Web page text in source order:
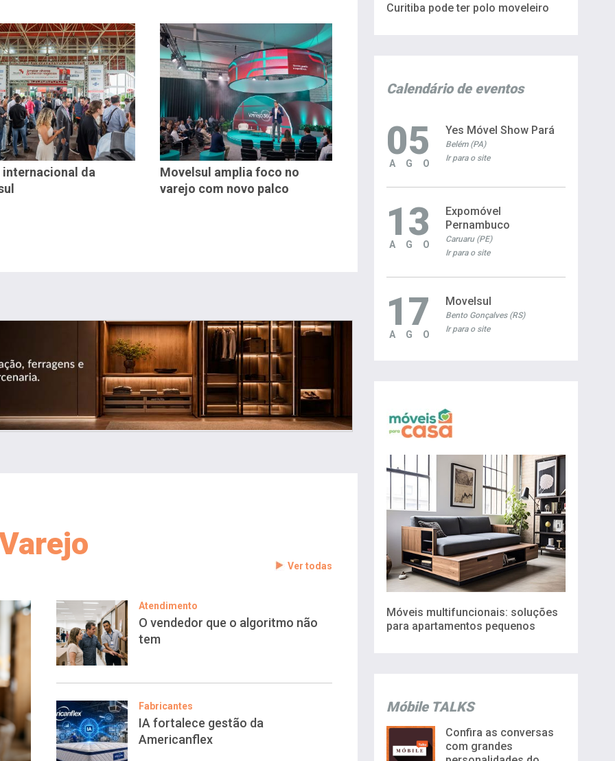
internacional da
Movelsul amplia foco no
varejo com novo palco
Ver todas
Atendimento
O vendedor que o algoritmo não
tem
Fabricantes
IA fortalece gestão da
Americanflex
Curitiba pode ter polo moveleiro
Calendário de eventos
05
AGO
Yes Móvel Show Pará
Belém (PA)
Ir para o site
13
AGO
Expomóvel
Pernambuco
Caruaru (PE)
Ir para o site
17
AGO
Movelsul
Bento Gonçalves (RS)
Ir para o site
Móveis multifuncionais: soluções
para apartamentos pequenos
Móbile TALKS
Confira as conversas
com grandes